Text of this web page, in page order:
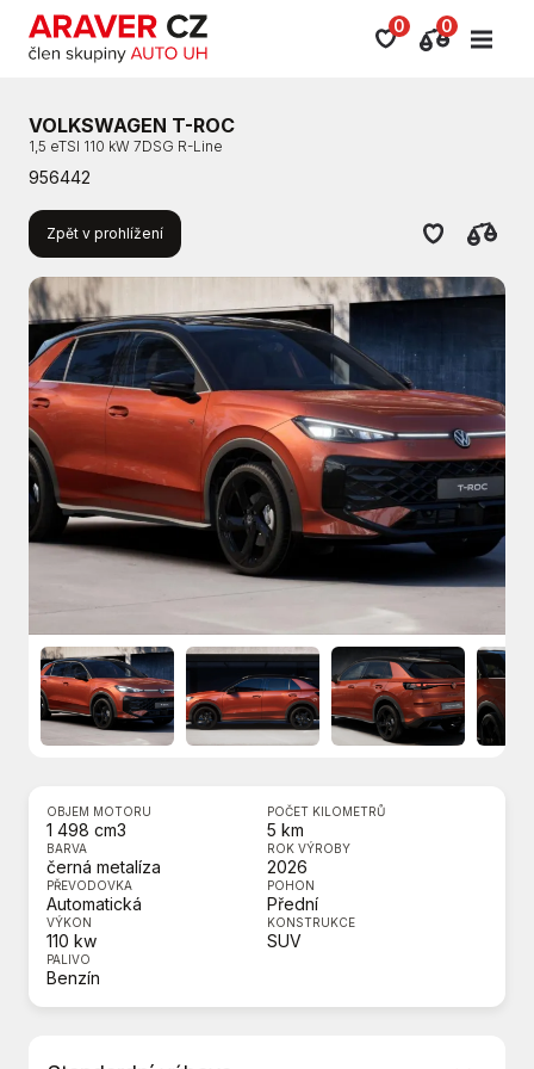
0 0
VOLKSWAGEN T-ROC
1,5 eTSI 110 kW 7DSG R-Line
956442
Zpět v prohlížení
OBJEM MOTORU
1 498 cm3
POČET KILOMETRŮ
5 km
BARVA
černá metalíza
ROK VÝROBY
2026
PŘEVODOVKA
Automatická
POHON
Přední
VÝKON
110 kw
KONSTRUKCE
SUV
PALIVO
Benzín